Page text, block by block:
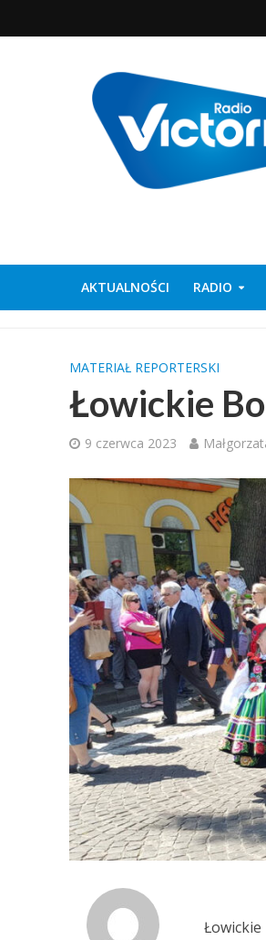
AKTUALNOŚCI RADIO
MATERIAŁ REPORTERSKI
Łowickie
9 czerwca 2023
Łowickie